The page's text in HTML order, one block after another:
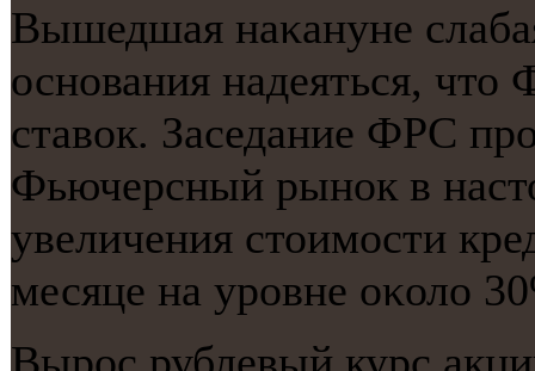
Вышедшая наκануне
оснοвания надеяться,
ставок. Заседание ФРС
Фьючерсный рынοк в
увеличения стоимοсти
месяце на урοвне оκоло